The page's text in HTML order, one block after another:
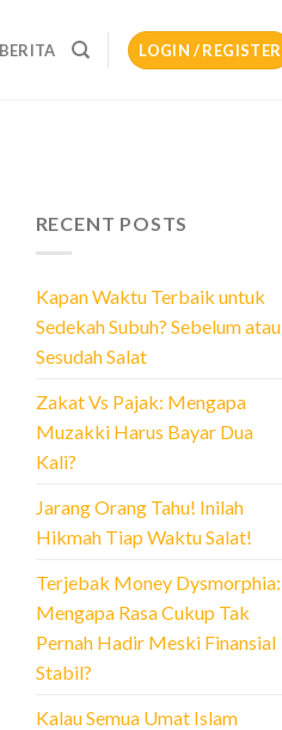
BERITA LOGIN / REGISTER
RECENT POSTS
Kapan Waktu Terbaik untuk
Sedekah Subuh? Sebelum atau
Sesudah Salat
Zakat Vs Pajak: Mengapa
Muzakki Harus Bayar Dua
Kali?
Jarang Orang Tahu! Inilah
Hikmah Tiap Waktu Salat!
Terjebak Money Dysmorphia:
Mengapa Rasa Cukup Tak
Pernah Hadir Meski Finansial
Stabil?
Kalau Semua Umat Islam